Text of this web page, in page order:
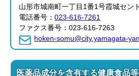
山形市城南町一丁目1番1号霞城セン
電話番号：023-616-7261
ファクス番号：023-616-7263
hoken-somu@city.yamagata-
医薬品成分を含有する健康食品